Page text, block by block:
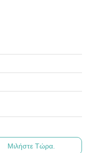
Μιλήστε Τώρα.